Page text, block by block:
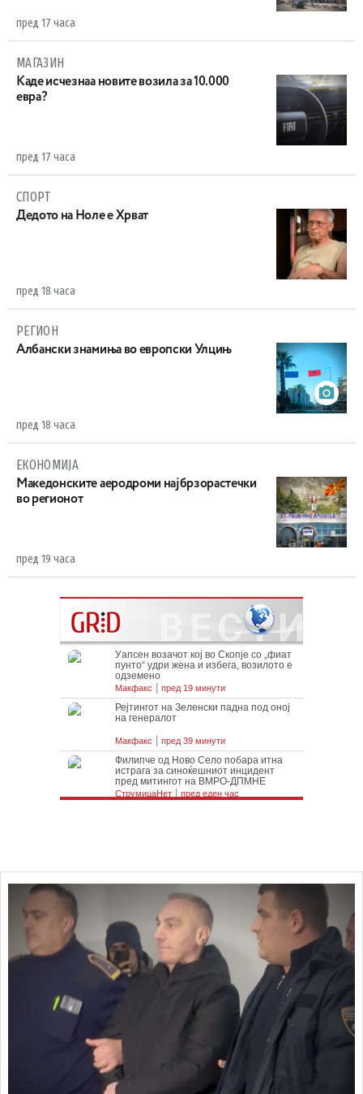
пред 17 часа
МАГАЗИН
Каде исчезнаа новите возила за 10.000
евра?
пред 17 часа
СПОРТ
Дедото на Ноле е Хрват
пред 18 часа
РЕГИОН
Aлбански знамиња во европски Улцињ
пред 18 часа
ЕКОНОМИЈА
Maкедонските аеродроми најбрзорастечки
во регионот
пред 19 часа